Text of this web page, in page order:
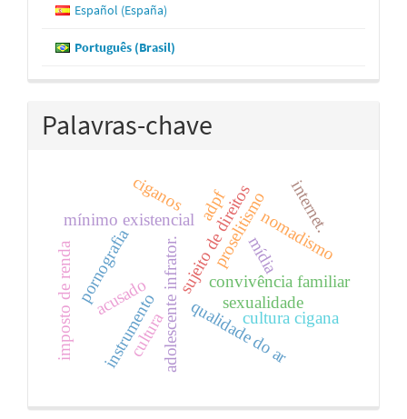
Español (España)
Português (Brasil)
Palavras-chave
convivência familiar
adolescente infrator.sujeito de direitos
mínimo existencial
qualidade do ar
instrumento
acusado
mídia
sexualidade
pornografia proselitismonomadismo
cultura cigana
ciganos adpf
imposto de renda cultura
internet.